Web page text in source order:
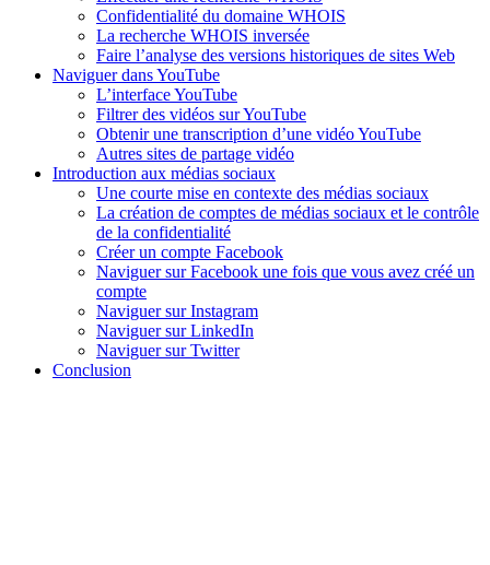
Confidentialité du domaine WHOIS
La recherche WHOIS inversée
Faire l’analyse des versions historiques de sites Web
Naviguer dans YouTube
L’interface YouTube
Filtrer des vidéos sur YouTube
Obtenir une transcription d’une vidéo YouTube
Autres sites de partage vidéo
Introduction aux médias sociaux
Une courte mise en contexte des médias sociaux
La création de comptes de médias sociaux et le contrôle
de la confidentialité
Créer un compte Facebook
Naviguer sur Facebook une fois que vous avez créé un
compte
Naviguer sur Instagram
Naviguer sur LinkedIn
Naviguer sur Twitter
Conclusion